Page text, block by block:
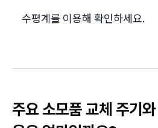
수평계를 이용해 확인하세요.
주요 소모품 교체 주기